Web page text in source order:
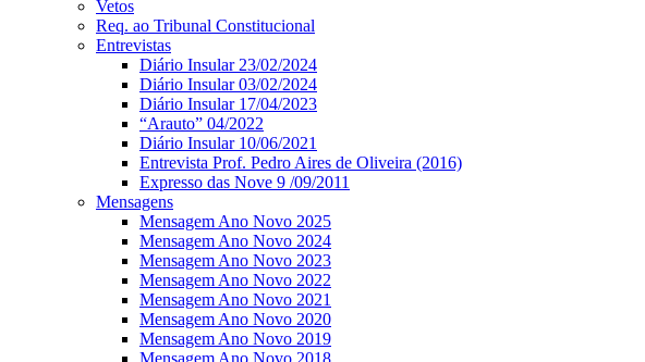
Vetos
Req. ao Tribunal Constitucional
Entrevistas
Diário Insular 23/02/2024
Diário Insular 03/02/2024
Diário Insular 17/04/2023
“Arauto” 04/2022
Diário Insular 10/06/2021
Entrevista Prof. Pedro Aires de Oliveira (2016)
Expresso das Nove 9 /09/2011
Mensagens
Mensagem Ano Novo 2025
Mensagem Ano Novo 2024
Mensagem Ano Novo 2023
Mensagem Ano Novo 2022
Mensagem Ano Novo 2021
Mensagem Ano Novo 2020
Mensagem Ano Novo 2019
Mensagem Ano Novo 2018